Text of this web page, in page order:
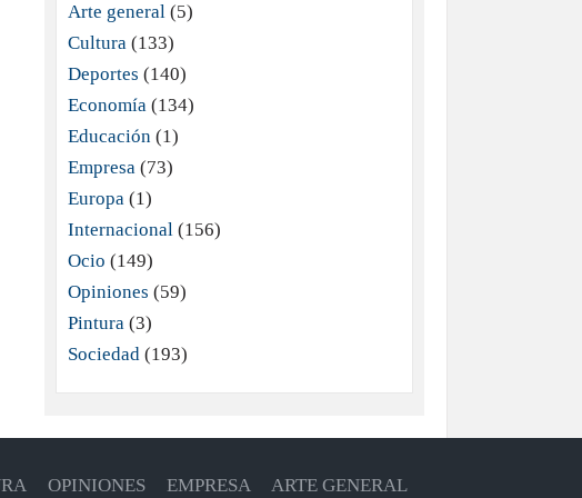
Arte general (5)
Cultura (133)
Deportes (140)
Economía (134)
Educación (1)
Empresa (73)
Europa (1)
Internacional (156)
Ocio (149)
Opiniones (59)
Pintura (3)
Sociedad (193)
OPINIONES EMPRESA ARTE GENERAL